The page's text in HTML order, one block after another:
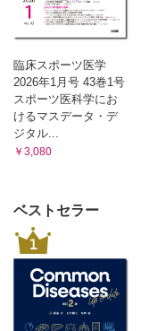
臨床スポーツ医学
2026年1月号 43巻1号
スポーツ医科学にお
けるマスデータ・デ
ジタル...
￥3,080
ベストセラー
1